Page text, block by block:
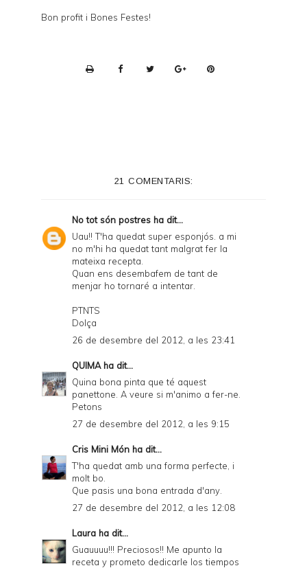
Bon profit i Bones Festes!
i
e
n
21 COMENTARIS:
No tot són postres ha dit...
Uau!! T'ha quedat super esponjós. a mi
no m'hi ha quedat tant malgrat fer la
mateixa recepta.
Quan ens desembafem de tant de
menjar ho tornaré a intentar.
PTNTS
Dolça
26 de desembre del 2012, a les 23:41
QUIMAha dit...
Quina bona pinta que té aquest
panettone. A veure si m'animo a fer-ne.
Petons
27 de desembre del 2012, a les 9:15
Cris Mini Món ha dit...
T'ha quedat amb una forma perfecte, i
molt bo.
Que pasis una bona entrada d'any.
27 de desembre del 2012, a les 12:08
Laura ha dit...
Guauuuu!!! Preciosos!! Me apunto la
receta y prometo dedicarle los tiempos